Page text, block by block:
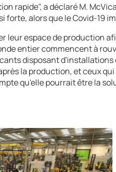
rapide", a déclaré M.
forte, alors que le Covid-19
leur espace de production
entier commencent à
disposant
la production, et ceux
qu'elle pourrait être la